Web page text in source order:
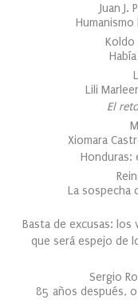
Juan J.
Koldo
Lili
El
Xiomara
Honduras:
La sospecha
Basta de excusas: los
que será espejo de
Sergio
85 años después,